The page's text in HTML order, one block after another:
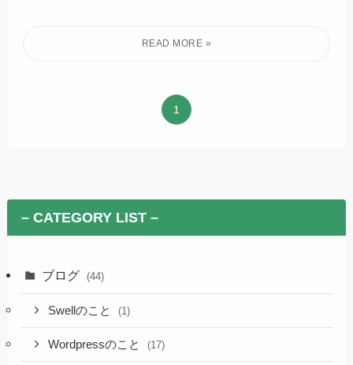
1
– CATEGORY LIST –
ブログ (44)
Swellのこと (1)
Wordpressのこと (17)